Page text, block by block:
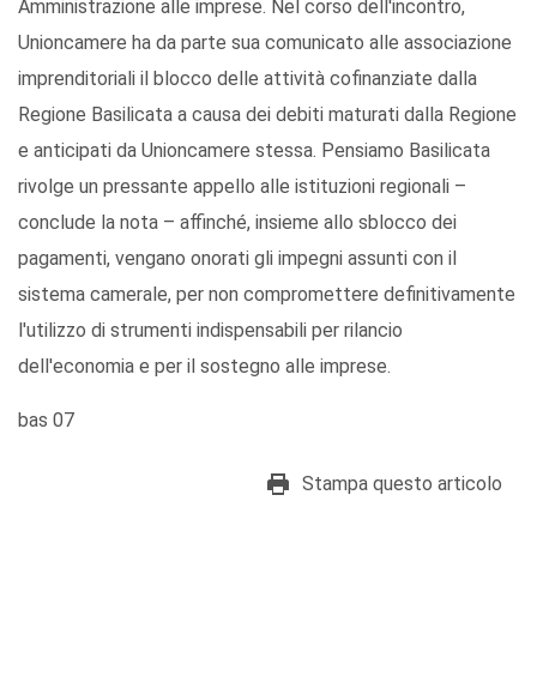
Amministrazione alle imprese. Nel corso dell'incontro,
Unioncamere ha da parte sua comunicato alle associazione
imprenditoriali il blocco delle attività cofinanziate dalla
Regione Basilicata a causa dei debiti maturati dalla Regione
e anticipati da Unioncamere stessa. Pensiamo Basilicata
rivolge un pressante appello alle istituzioni regionali –
conclude la nota – affinché, insieme allo sblocco dei
pagamenti, vengano onorati gli impegni assunti con il
sistema camerale, per non compromettere definitivamente
l'utilizzo di strumenti indispensabili per rilancio
dell'economia e per il sostegno alle imprese.
bas 07
Stampa questo articolo